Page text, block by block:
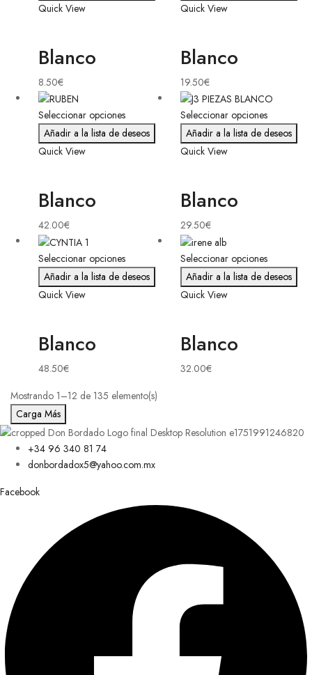
Quick View
Blanco
8.50€
Quick View
Blanco
19.50€
Seleccionar opciones
Añadir a la lista de deseos
Quick View
Blanco
42.00€
Seleccionar opciones
Añadir a la lista de deseos
Quick View
Blanco
29.50€
Seleccionar opciones
Añadir a la lista de deseos
Quick View
Blanco
48.50€
Seleccionar opciones
Añadir a la lista de deseos
Quick View
Blanco
32.00€
Mostrando 1–12 de 135 elemento(s)
Carga Más
+34 96 340 81 74
donbordadox5@yahoo.com.mx
Facebook